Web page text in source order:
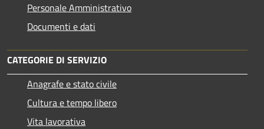
Personale Amministrativo
Documenti e dati
CATEGORIE DI SERVIZIO
Anagrafe e stato civile
Cultura e tempo libero
Vita lavorativa